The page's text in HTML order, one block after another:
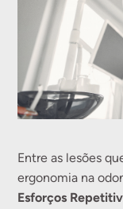
Entre as lesões
ergonomia na
Esforços